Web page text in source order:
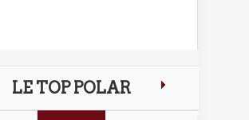
LE TOP POLAR